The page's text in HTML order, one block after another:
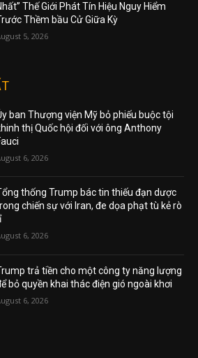
Thế Giới Phát Tín Hiệu Nguy Hiểm
Thềm bầu Cử Giữa Kỳ
5, 2026
ban Thượng viện Mỹ bỏ phiếu buộc tội
thị Quốc hội đối với ông Anthony
6, 2026
thống Trump bác tin thiếu đạn dược
chiến sự với Iran, đe dọa phạt tù kẻ rò
6, 2026
trả tiền cho một công ty năng lượng
bỏ quyền khai thác điện gió ngoài khơi
6, 2026